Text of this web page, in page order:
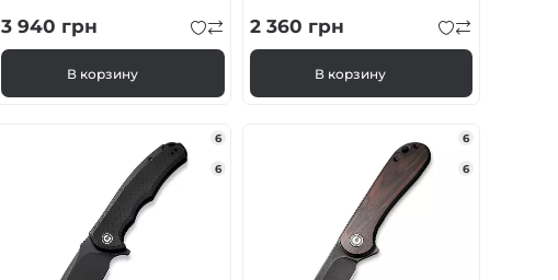
3 940 грн
В корзину
2 360 грн
В корзину
6
6
6
6